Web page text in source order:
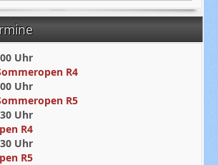
Uhr
R4
Uhr
R5
Uhr
R4
Uhr
R5